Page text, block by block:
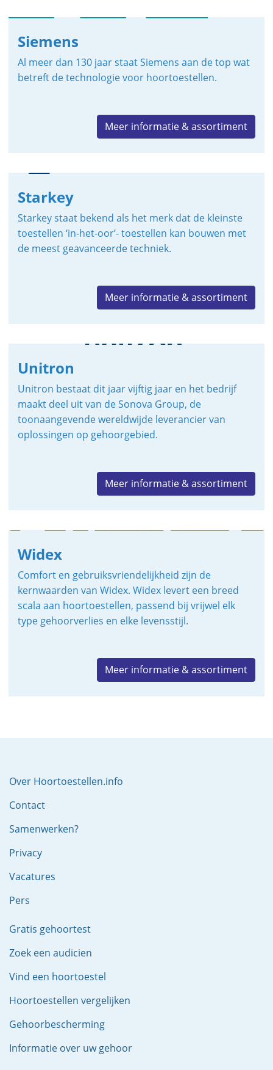
Siemens
Al meer dan 130 jaar staat Siemens aan de top wat
betreft de technologie voor hoortoestellen.
Meer informatie & assortiment
Starkey
Starkey staat bekend als het merk dat de kleinste
toestellen ‘in-het-oor’- toestellen kan bouwen met
de meest geavanceerde techniek.
Meer informatie & assortiment
Unitron
Unitron bestaat dit jaar vijftig jaar en het bedrijf
maakt deel uit van de Sonova Group, de
toonaangevende wereldwijde leverancier van
oplossingen op gehoorgebied.
Meer informatie & assortiment
Widex
Comfort en gebruiksvriendelijkheid zijn de
kernwaarden van Widex. Widex levert een breed
scala aan hoortoestellen, passend bij vrijwel elk
type gehoorverlies en elke levensstijl.
Meer informatie & assortiment
Over Hoortoestellen.info
Contact
Samenwerken?
Privacy
Vacatures
Pers
Gratis gehoortest
Zoek een audicien
Vind een hoortoestel
Hoortoestellen vergelijken
Gehoorbescherming
Informatie over uw gehoor